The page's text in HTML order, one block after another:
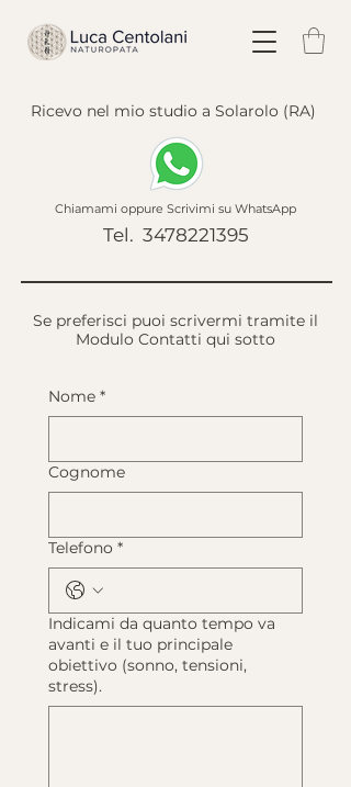
Ricevo nel mio studio a Solarolo (RA)
Chiamami oppure Scrivimi su WhatsApp
Tel. 3478221395
Se preferisci puoi scrivermi tramite il
Modulo Contatti qui sotto
Nome *
Cognome
Telefono *
Indicami da quanto tempo va
avanti e il tuo principale
obiettivo (sonno, tensioni,
stress).